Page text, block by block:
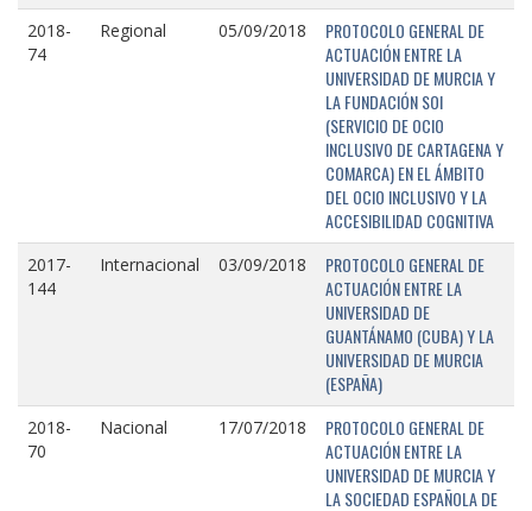
2018-
74
Regional 05/09/2018
PROTOCOLO GENERAL DE
ACTUACIÓN ENTRE LA
UNIVERSIDAD DE MURCIA Y
LA FUNDACIÓN SOI
(SERVICIO DE OCIO
INCLUSIVO DE CARTAGENA Y
COMARCA) EN EL ÁMBITO
DEL OCIO INCLUSIVO Y LA
ACCESIBILIDAD COGNITIVA
2017-
144
Internacional 03/09/2018
PROTOCOLO GENERAL DE
ACTUACIÓN ENTRE LA
UNIVERSIDAD DE
GUANTÁNAMO (CUBA) Y LA
UNIVERSIDAD DE MURCIA
(ESPAÑA)
2018-
70
Nacional 17/07/2018
PROTOCOLO GENERAL DE
ACTUACIÓN ENTRE LA
UNIVERSIDAD DE MURCIA Y
LA SOCIEDAD ESPAÑOLA DE